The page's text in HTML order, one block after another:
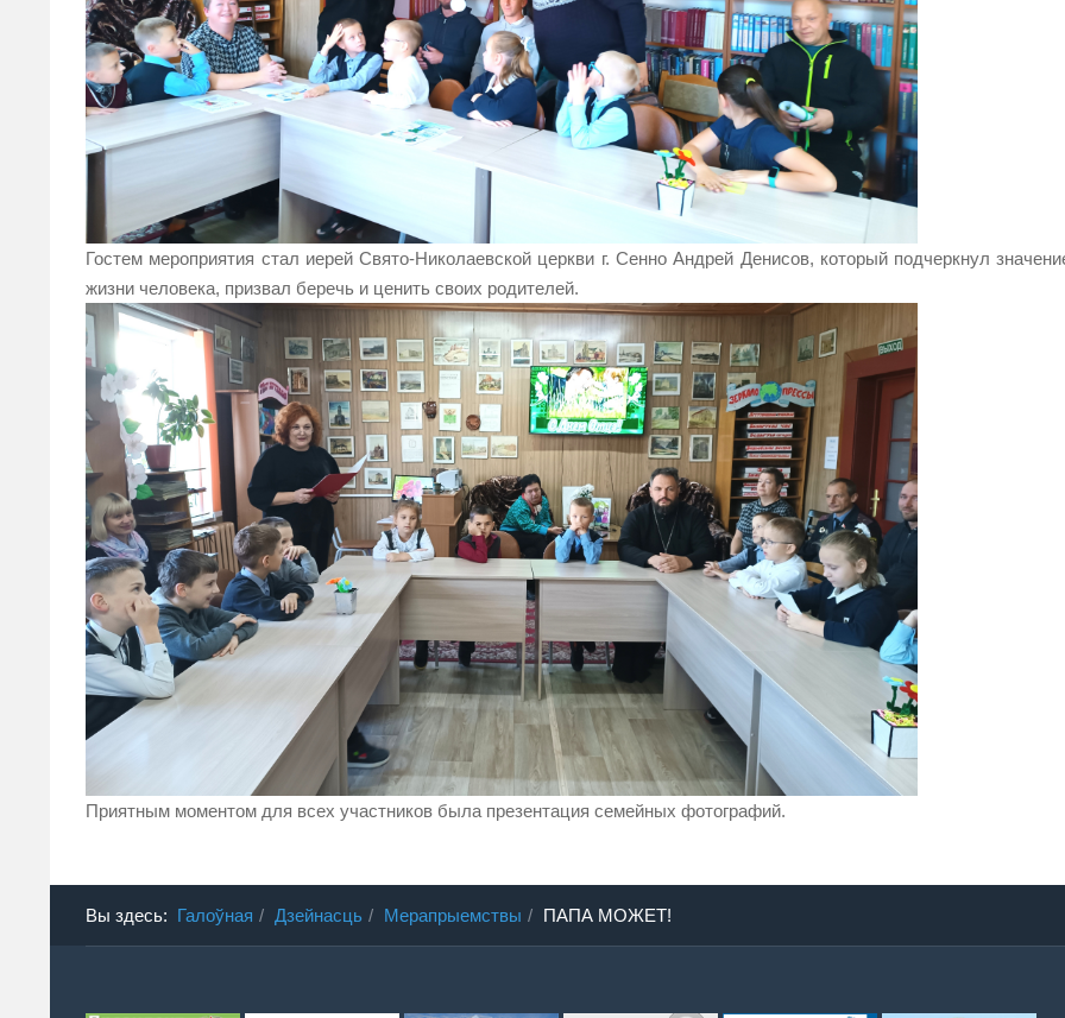
Гостем мероприятия стал иерей Свято-Николаевской церкви г. Сенно Андрей Денисов, который подчеркнул
жизни человека, призвал беречь и ценить своих родителей.
Приятным моментом для всех участников была презентация семейных фотографий.
Вы здесь: Галоўная Дзейнасць Мерапрыемствы ПАПА МОЖЕТ!